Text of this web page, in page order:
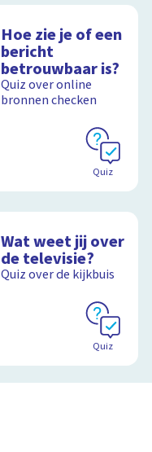
Hoe zie je of een
bericht
betrouwbaar is?
Quiz over online
bronnen checken
Quiz
Wat weet jij over
de televisie?
Quiz over de kijkbuis
Quiz